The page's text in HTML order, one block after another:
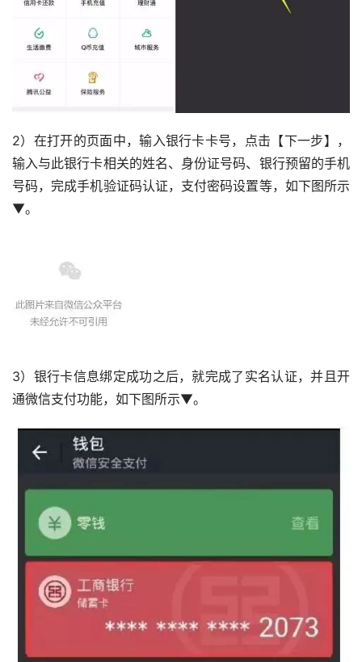
2）在打开的页面中，输入银行卡卡号，点击【下一步】，
输入与此银行卡相关的姓名、身份证号码、银行预留的手机
号码，完成手机验证码认证，支付密码设置等，如下图所示
▼。
3）银行卡信息绑定成功之后，就完成了实名认证，并且开
通微信支付功能，如下图所示▼。